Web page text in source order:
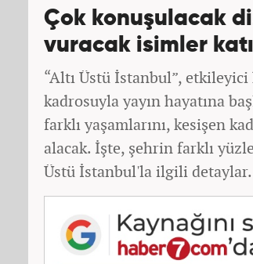
Çok konuşulacak
vuracak isimler
“Altı Üstü İstanbul”,
kadrosuyla yayın hayatına
farklı yaşamlarını, kesişen
alacak. İşte, şehrin farklı
Üstü İstanbul'la ilgili